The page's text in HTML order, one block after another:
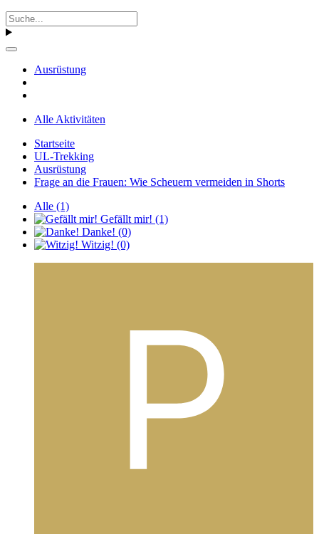
Ausrüstung
Alle Aktivitäten
Startseite
UL-Trekking
Ausrüstung
Frage an die Frauen: Wie Scheuern vermeiden in Shorts
Alle (1)
Gefällt mir! (1)
Danke! (0)
Witzig! (0)